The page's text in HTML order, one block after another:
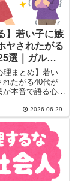
】若い子に嫉
ヤされたがる
選｜ガル民
での対処法
理まとめ】若い
れたがる40代が
が本音で語る心理
・対処法まで25
稚なまま・自己愛
民の観察に思わ
2026.06.29